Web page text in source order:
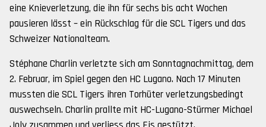
eine Knieverletzung, die ihn für sechs bis acht Wochen
pausieren lässt – ein Rückschlag für die SCL Tigers und das
Schweizer Nationalteam.
Stéphane Charlin verletzte sich am Sonntagnachmittag, dem
2. Februar, im Spiel gegen den HC Lugano. Nach 17 Minuten
mussten die SCL Tigers ihren Torhüter verletzungsbedingt
auswechseln. Charlin prallte mit HC-Lugano-Stürmer Michael